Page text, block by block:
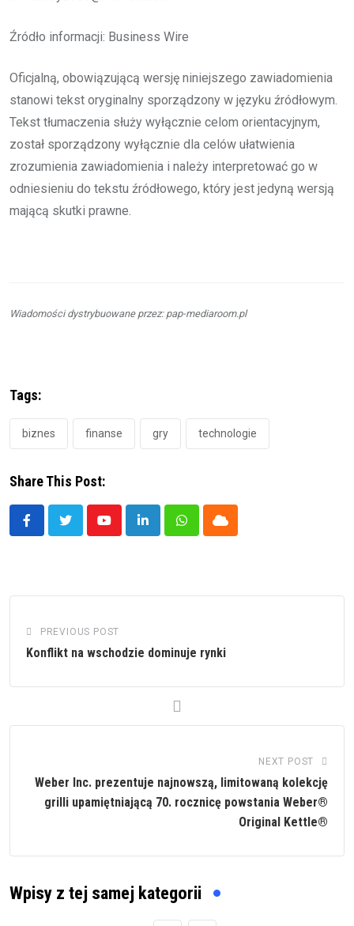
Źródło informacji: Business Wire
Oficjalną, obowiązującą wersję niniejszego zawiadomienia
stanowi tekst oryginalny sporządzony w języku źródłowym.
Tekst tłumaczenia służy wyłącznie celom orientacyjnym,
został sporządzony wyłącznie dla celów ułatwienia
zrozumienia zawiadomienia i należy interpretować go w
odniesieniu do tekstu źródłowego, który jest jedyną wersją
mającą skutki prawne.
Wiadomości dystrybuowane przez: pap-mediaroom.pl
Tags:
biznes finanse gry technologie
Share This Post:
YoutubeLinkedInWhatsappCloud
PREVIOUS POST
Konflikt na wschodzie dominuje rynki
NEXT POST
Weber Inc. prezentuje najnowszą, limitowaną kolekcję
grilli upamiętniającą 70. rocznicę powstania Weber®
Original Kettle®
Wpisy z tej samej kategorii